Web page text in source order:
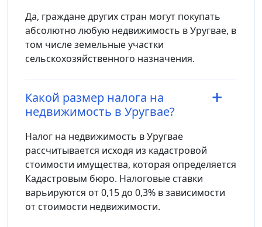
Да, граждане других стран могут покупать
абсолютно любую недвижимость в Уругвае, в
том числе земельные участки
сельскохозяйственного назначения.
Какой размер налога на
недвижимость в Уругвае?
Налог на недвижимость в Уругвае
рассчитывается исходя из кадастровой
стоимости имущества, которая определяется
Кадастровым бюро. Налоговые ставки
варьируются от 0,15 до 0,3% в зависимости
от стоимости недвижимости.